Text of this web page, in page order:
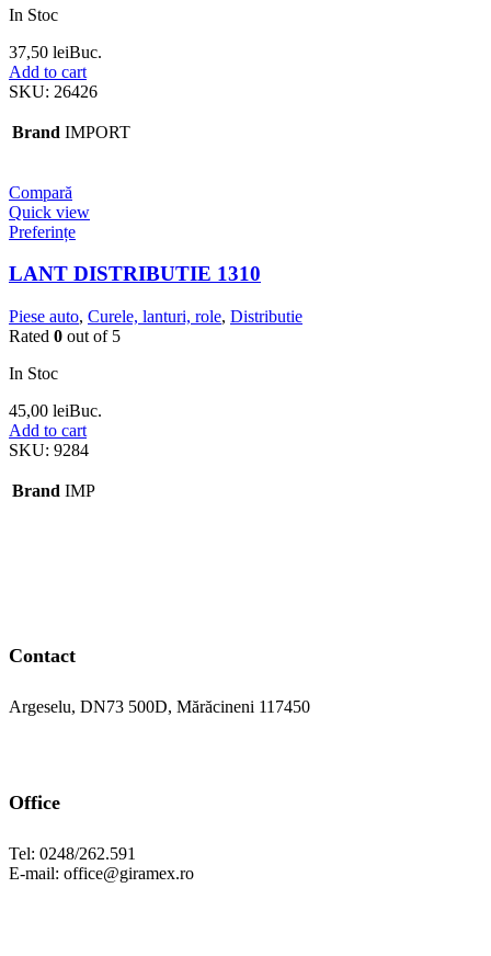
In Stoc
37,50 leiBuc.
Add to cart
SKU: 26426
Brand IMPORT
Compară
Quick view
Preferințe
LANT DISTRIBUTIE 1310
Piese auto, Curele, lanturi, role, Distributie
Rated 0 out of 5
In Stoc
45,00 leiBuc.
Add to cart
SKU: 9284
Brand IMP
Contact
Argeselu, DN73 500D, Mărăcineni 117450
Office
Tel: 0248/262.591
E-mail: office@giramex.ro